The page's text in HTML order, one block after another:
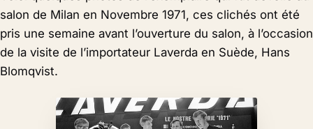
salon de Milan en Novembre 1971, ces clichés ont été
pris une semaine avant l’ouverture du salon, à l’occasion
de la visite de l’importateur Laverda en Suède, Hans
Blomqvist.